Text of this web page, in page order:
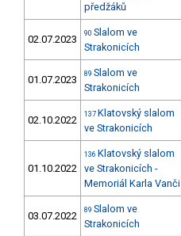
předžáků
02.07.2023 90 Slalom ve
Strakonicích
01.07.2023 89 Slalom ve
Strakonicích
02.10.2022 137 Klatovský slalom
ve Strakonicích
01.10.2022
136 Klatovský slalom
ve Strakonicích -
Memoriál Karla Vanči
03.07.2022 89 Slalom ve
Strakonicích